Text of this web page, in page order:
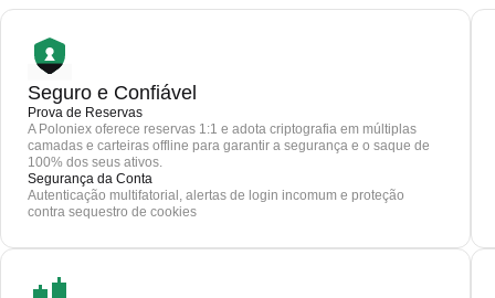
Seguro e Confiável
Prova de Reservas
A Poloniex oferece reservas 1:1 e adota criptografia em múltiplas
camadas e carteiras offline para garantir a segurança e o saque de
100% dos seus ativos.
Segurança da Conta
Autenticação multifatorial, alertas de login incomum e proteção
contra sequestro de cookies